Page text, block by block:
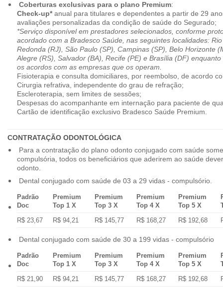
Coberturas exclusivas para o plano Premium:
Check-up*anual para titulares e dependentes a partir de 29
avaliações personalizadas da condição de saúde do Segurado;
*Serviço disponível em prestadores selecionados, conforme
acordado com a Bradesco Saúde, nas seguintes localidades:
Redonda (RJ), São Paulo (SP), Campinas (SP), Belo Horizonte
Alegre (RS), Salvador (BA), Recife (PE) e Brasília (DF)
os acordos com as empresas que os operam.
Fisioterapia e consulta domiciliares, por reembolso, de acordo
Cirurgia refrativa, independente do grau de refração;
Escleroterapia, sem limites de sessões;
Despesas do acompanhante em internação para paciente de
Cartão de identificação exclusivo Bradesco Saúde Premium.
CONTRATAÇÃO ODONTOLÓGICA
Para a contratação do plano odonto conjugado com saúde
compulsória, todos os beneficiários que aderirem ao saúde
odonto.
Dental conjugado com saúde de 03 a 29 vidas - compulsório.
Padrão
Doc
Premium
Top 1 X
Premium
Top 3 X
Premium
Top 4 X
Premium
Top 5 X
R$ 23,67
R$ 94,21 R$ 145,77 R$ 168,27 R$ 192,68
Dental conjugado com saúde de 30 a 199 vidas - compulsório
Padrão
Doc
Premium
Top 1 X
Premium
Top 3 X
Premium
Top 4 X
Premium
Top 5 X
R$ 21,90
R$ 94,21 R$ 145,77 R$ 168,27 R$ 192,68